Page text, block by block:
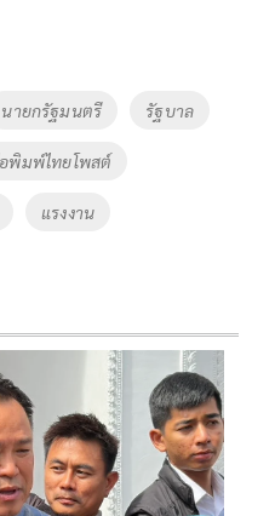
นายกรัฐมนตรี รัฐบาล
พิมพ์ไทยโพสต์
แรงงาน